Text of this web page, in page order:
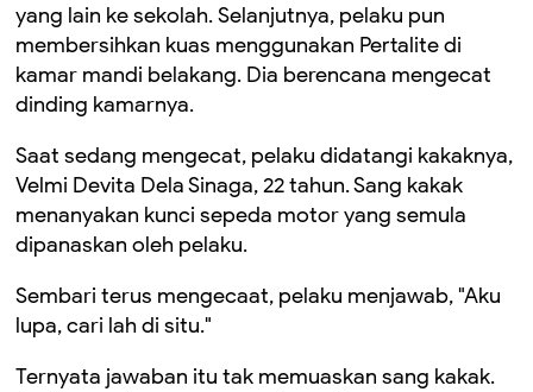
yang lain kesekolah.Selanjutnya, pelaku pun
membersihkan kuas menggunakan Pertalite di
kamar mandi belakang. Dia berencana mengecat
dinding kamarnya.
Saat sedang mengecat, pelaku didatangi kakaknya,
Velmi Devita Dela Sinaga,22tahun. Sang kakak
menanyakan kunci sepeda motoryang semula
dipanaskan oleh pelaku.
Sembari terus mengecaat, pelaku menjawab, "Aku
lupa, cari lahdi situ."
Ternyata jawaban itu tak memuaskan sang kakak.